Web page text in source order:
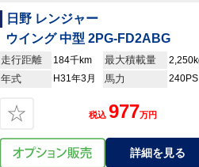
日野 レンジャー
ウイング 中型 2PG-FD2ABG
走行距離 184千km 最大積載量
年式 H31年3月 馬力 240PS
☆ 税込 977万円
詳細を見る